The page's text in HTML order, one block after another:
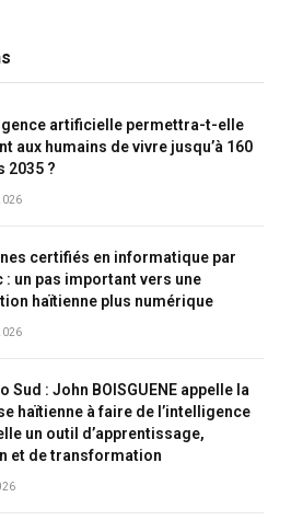
artificielle permettra-t-elle
aux humains de vivre jusqu’à 160
2035 ?
certifiés en informatique par
: un pas important vers une
haïtienne plus numérique
Sud : John BOISGUENE appelle la
haïtienne à faire de l’intelligence
un outil d’apprentissage,
et de transformation